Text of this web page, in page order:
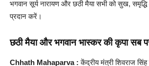
भगवान सूर्य नारायण और छठी मैया सभी को सुख,
प्रदान करें।
छठी मैया और भगवान भास्कर की कृपा सब
Chhath Mahaparva :केंद्रीय मंत्री शिवराज